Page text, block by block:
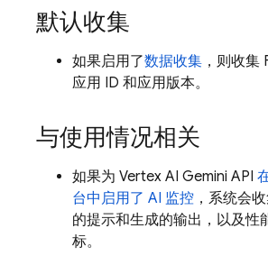
默认收集
如果启用了数据收集 ，则收
应用 ID 和应用版本。
与使用情况相关
如果为 Vertex AI Gemini API
台中启用了 AI 监控 ，系统会
的提示和生成的输出，以及性
标。